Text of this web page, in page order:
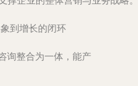
到增长的闭环
询整合为一体，能产